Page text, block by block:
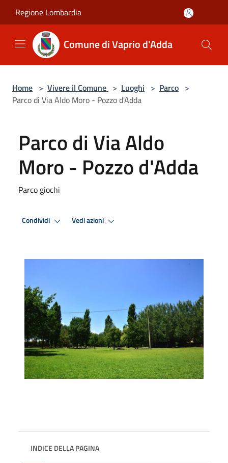
Regione Lombardia
Comune di Vaprio d'Adda
Home > Vivere il Comune > Luoghi > Parco >
Parco di Via Aldo Moro - Pozzo d'Adda
Parco di Via Aldo
Moro - Pozzo d'Adda
Parco giochi
Condividi Vedi azioni
INDICE DELLA PAGINA